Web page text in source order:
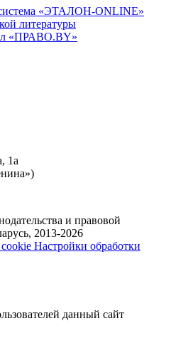
«ЭТАЛОН-ONLINE»
литературы
«ПРАВО.BY»
1а
и правовой
2013-2026
Настройки обработки
данный сайт